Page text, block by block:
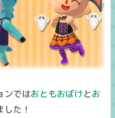
ンではおともおばけとお
た！